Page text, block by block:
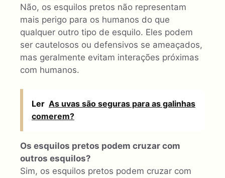
Não, os esquilos pretos não representam
mais perigo para os humanos do que
qualquer outro tipo de esquilo. Eles podem
ser cautelosos ou defensivos se ameaçados,
mas geralmente evitam interações próximas
com humanos.
Ler As uvas são seguras para as galinhas
comerem?
Os esquilos pretos podem cruzar com
outros esquilos?
Sim, os esquilos pretos podem cruzar com